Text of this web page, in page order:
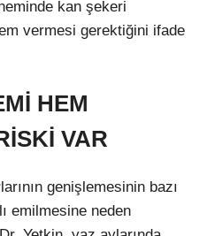
kan şekeri
vermesi gerektiğini ifade
HEM
VAR
genişlemesinin bazı
emilmesine neden